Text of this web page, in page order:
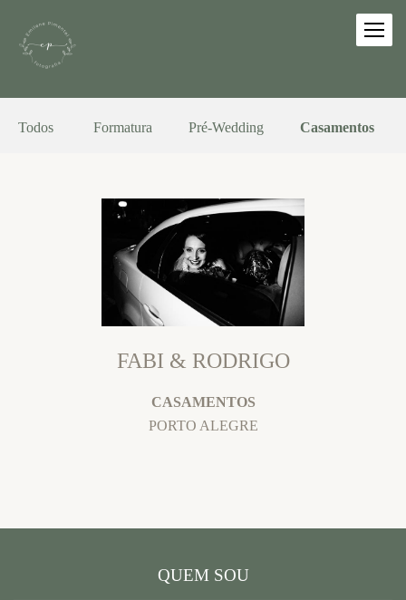
Todos Formatura Pré-Wedding Casamentos
FABI & RODRIGO
CASAMENTOS
PORTO ALEGRE
QUEM SOU